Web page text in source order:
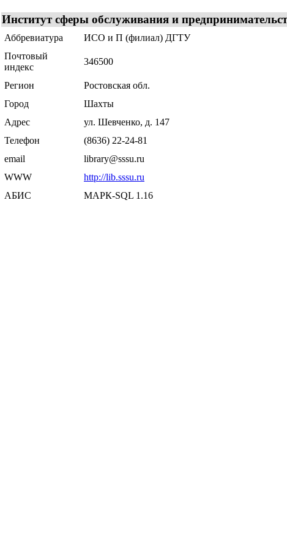
Институт сферы обслуживания и
Аббревиатура
ИСО и П (филиал) ДГТУ
Почтовый
индекс
346500
Регион
Ростовская обл.
Город
Шахты
Адрес
ул. Шевченко, д. 147
Телефон
(8636) 22-24-81
email
library@sssu.ru
WWW
http://lib.sssu.ru
АБИС
МАРК-SQL 1.16